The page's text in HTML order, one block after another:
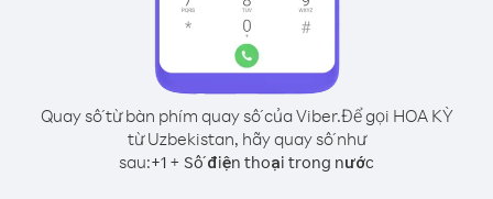
Quay số từ bàn phím quay số của Viber.Để gọi HOA KỲ
từ Uzbekistan, hãy quay số như
sau:+1 + Số điện thoại trong nước